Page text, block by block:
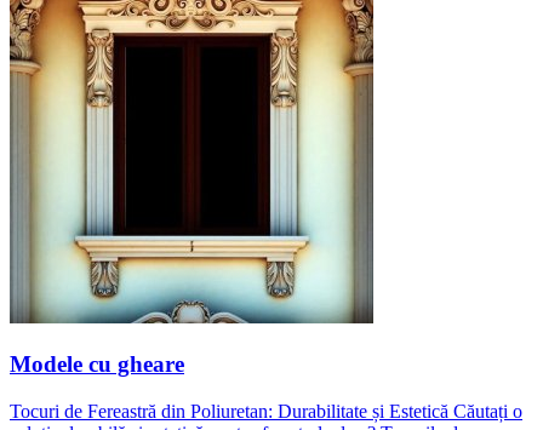
Modele cu gheare
Tocuri de Fereastră din Poliuretan: Durabilitate și Estetică Căutați o